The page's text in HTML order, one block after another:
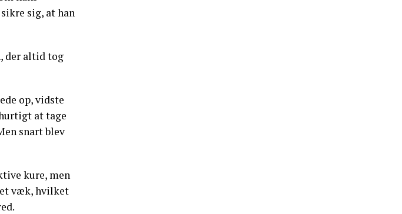
sig, at han
der altid tog
op, vidste
at tage
snart blev
kure, men
væk, hvilket